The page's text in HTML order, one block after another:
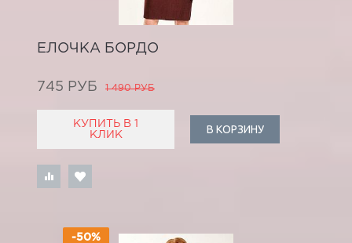
ЕЛОЧКА БОРДО
745 РУБ 1 490 РУБ
КУПИТЬ В 1
КЛИК
В КОРЗИНУ
-50%